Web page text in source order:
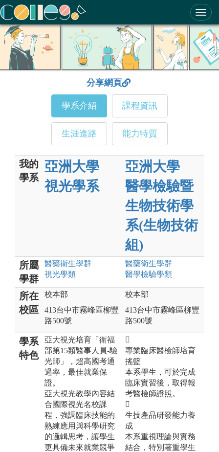
ColleGo! 大學選才與高中育才輔助系統
分享網頁
學系介紹 課程資訊
生涯進路 能力特質
我的
學系
亞洲大學
視光學系
亞洲大學
醫學檢驗暨
生物技術學
系(生物技術
組)
所屬
學群
醫藥衛生學群
視光學類
醫藥衛生學群
醫學檢驗學類
所在
校區
校本部
413台中市霧峰區柳豐
路500號
校本部
413台中市霧峰區柳豐
路500號
學系
特色
亞大視光培育「衛福
部第15類醫事人員-驗
光師」，超高國考通
過率，最佳就業保
證。
亞大視光教學內容結
合國際視光名校課
程，強調臨床技能的
熟練應用與科學研究
的邏輯思考，讓學生
更具備未來就業競爭

專業臨床醫檢師培育
搖籃
本系學生，可於完成
臨床實習後，取得報
考醫檢師證照。

生技產品研發能力養
成
本系重視理論與實務
結合，特別著重學生